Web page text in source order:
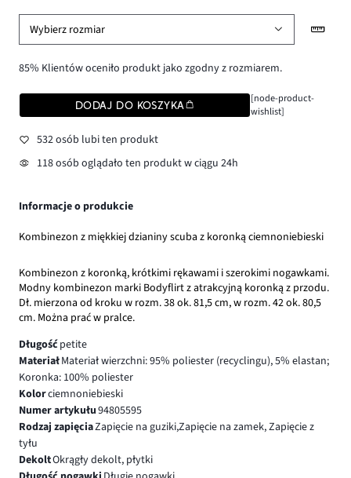
Wybierz rozmiar
85% Klientów oceniło produkt jako zgodny z rozmiarem.
DODAJ DO KOSZYKA
[node-product-
wishlist]
532 osób lubi ten produkt
118 osób oglądało ten produkt w ciągu 24h
Informacje o produkcie
Kombinezon z miękkiej dzianiny scuba z koronką ciemnoniebieski
Kombinezon z koronką, krótkimi rękawami i szerokimi nogawkami.
Modny kombinezon marki Bodyflirt z atrakcyjną koronką z przodu.
Dł. mierzona od kroku w rozm. 38 ok. 81,5 cm, w rozm. 42 ok. 80,5
cm. Można prać w pralce.
Długośćpetite
MateriałMateriał wierzchni: 95% poliester (recyclingu), 5% elastan;
Koronka: 100% poliester
Kolorciemnoniebieski
Numer artykułu94805595
Rodzaj zapięciaZapięcie na guziki,Zapięcie na zamek, Zapięcie z
tyłu
DekoltOkrągły dekolt, płytki